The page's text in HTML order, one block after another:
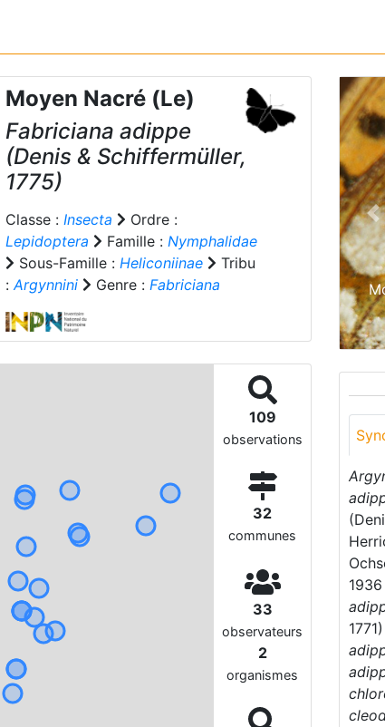
Moyen Nacré (Le)
Fabriciana adippe
(Denis & Schiffermüller,
1775)
Classe : Insecta
Ordre :
Lepidoptera
Famille : Nymphalidae
Sous-Famille : Heliconiinae
Tribu
:Argynnini Genre : Fabriciana
109
observations
32
communes
33
observateurs
2
organismes